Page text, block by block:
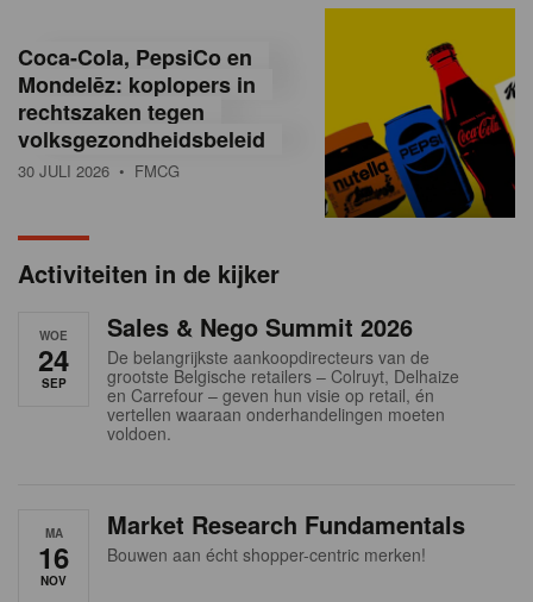
e
a
n
Coca-Cola, PepsiCo en
Mondelēz: koplopers in
rechtszaken tegen
volksgezondheidsbeleid
30 JULI 2026 • FMCG
Activiteiten in de kijker
WOE
24
SEP
Sales & Nego Summit 2026
De belangrijkste aankoopdirecteurs van de
grootste Belgische retailers – Colruyt, Delhaize
en Carrefour – geven hun visie op retail, én
vertellen waaraan onderhandelingen moeten
voldoen.
MA
16
NOV
Market Research Fundamentals
Bouwen aan écht shopper-centric merken!